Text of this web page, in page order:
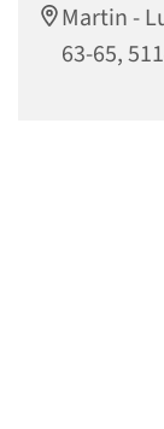
Martin -
63-65,